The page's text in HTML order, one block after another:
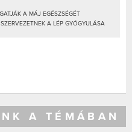
A MÁJ EGÉSZSÉGÉT
A LÉP GYÓGYULÁSA
A TÉMÁBAN